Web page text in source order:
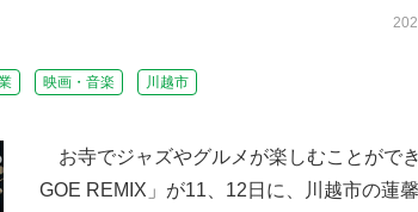
映画・音楽 川越市
お寺でジャズやグルメが楽しむことがで
GOE REMIX」が11、12日に、川越市の蓮